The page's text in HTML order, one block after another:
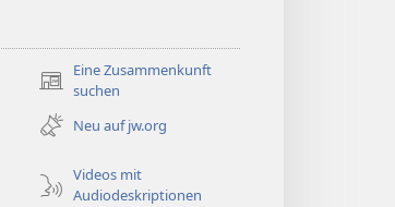
Eine Zusammenkunft
suchen
(öffnet
neues
Fenster)Neu auf jw.org
Videos mit
Audiodeskriptionen